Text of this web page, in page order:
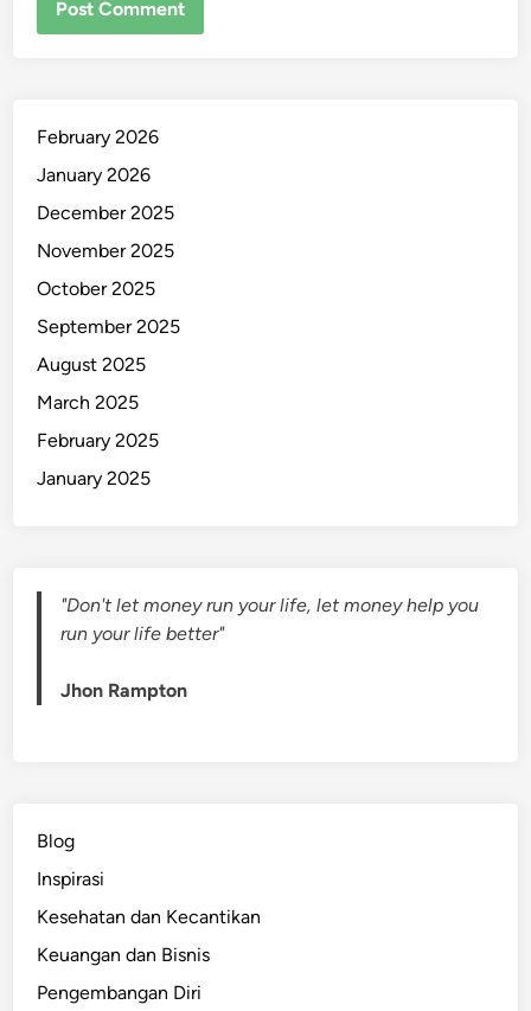
February 2026
January 2026
December 2025
November 2025
October 2025
September 2025
August 2025
March 2025
February 2025
January 2025
"Don't let money run your life, let money help you
run your life better"
Jhon Rampton
Blog
Inspirasi
Kesehatan dan Kecantikan
Keuangan dan Bisnis
Pengembangan Diri